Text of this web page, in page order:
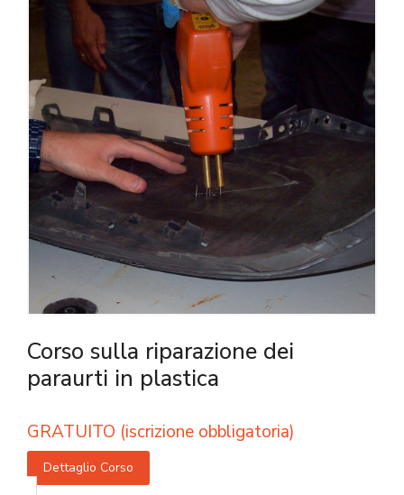
Corso sulla riparazione dei
paraurti in plastica
GRATUITO (iscrizione obbligatoria)
Dettaglio Corso